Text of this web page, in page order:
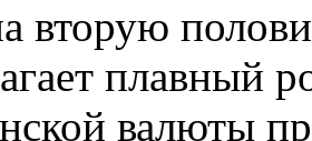
вторую
плавный
валюты